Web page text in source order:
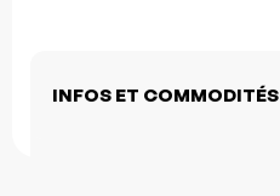
INFOS ET COMMODITÉS